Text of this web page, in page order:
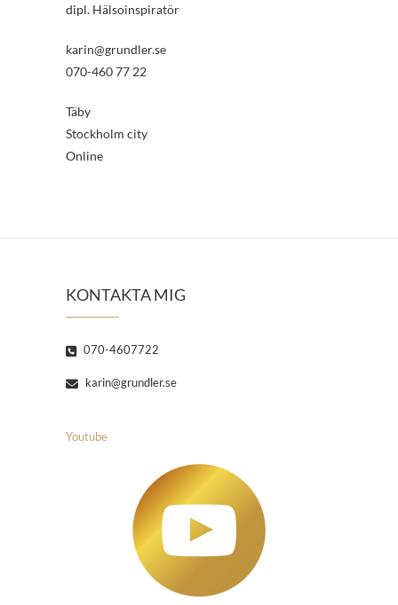
dipl. Hälsoinspiratör
karin@grundler.se
070-460 77 22
Täby
Stockholm city
Online
KONTAKTA MIG
070-4607722
karin@grundler.se
Youtube